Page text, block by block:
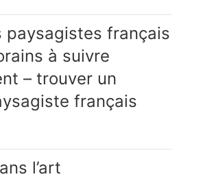
paysagistes français
à suivre
– trouver un
français
l’art